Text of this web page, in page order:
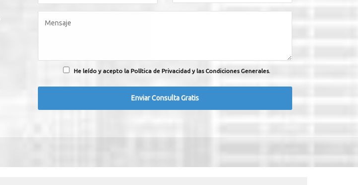
He leído y acepto la Política de Privacidad y las Condiciones Generales.